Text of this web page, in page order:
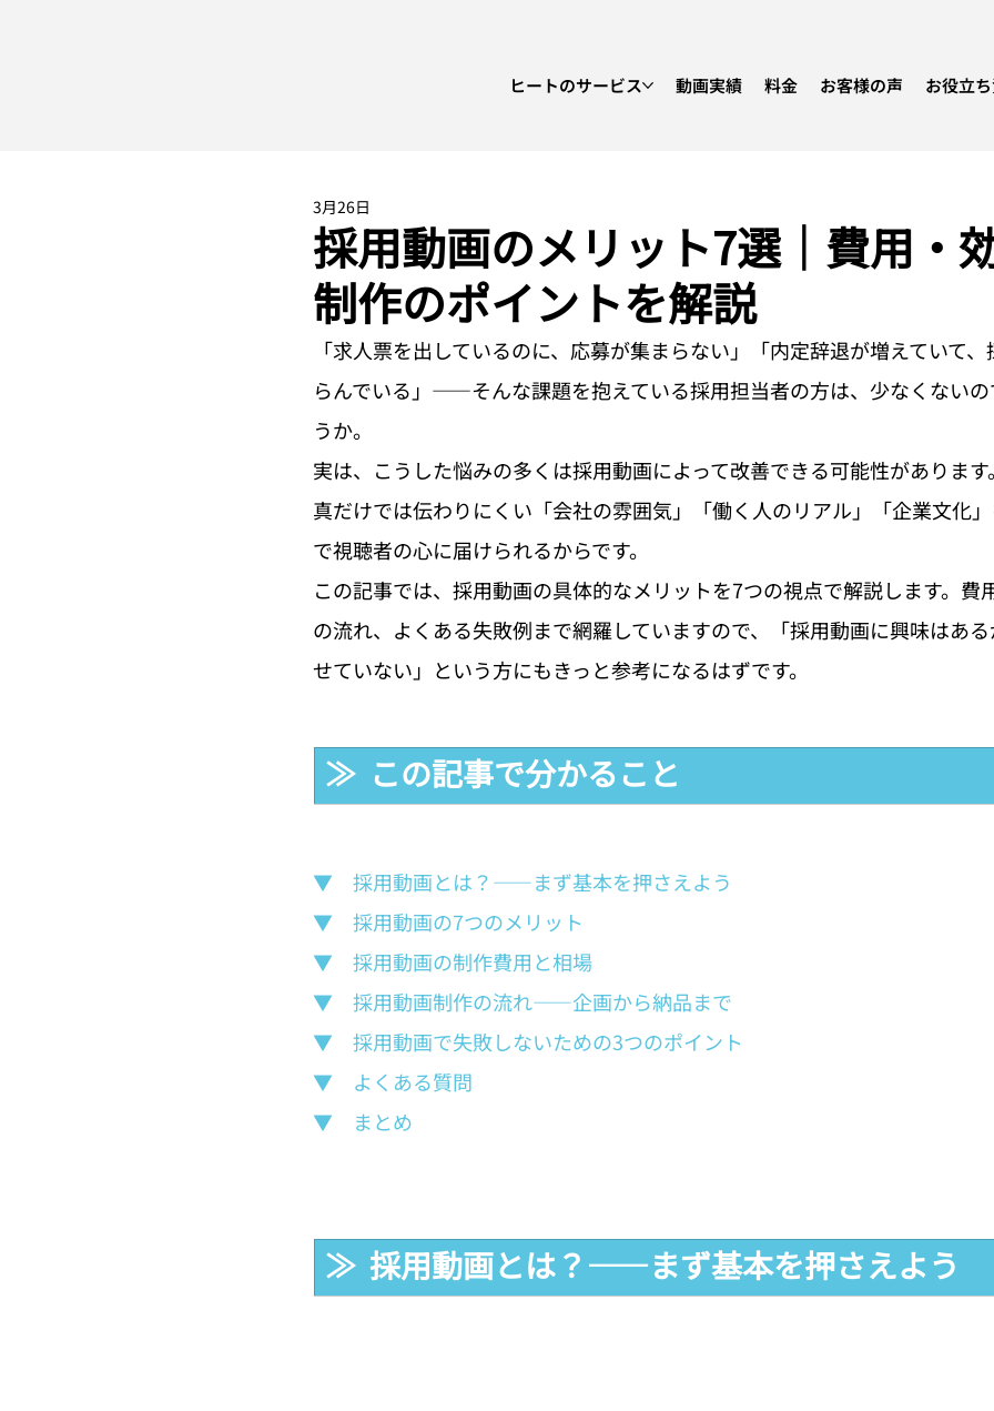
ヒートのサービス 動画実績 料金 お客様の声 お役立
採用動画のメリット7選｜費用・
制作のポイントを解説
3月26日
「求人票を出しているのに、応募が集まらない」「内定辞退が増えていて
らんでいる」——そんな課題を抱えている採用担当者の方は、少なくないの
うか。
実は、こうした悩みの多くは採用動画によって改善できる可能性がありま
真だけでは伝わりにくい「会社の雰囲気」「働く人のリアル」「企業文化
で視聴者の心に届けられるからです。
この記事では、採用動画の具体的なメリットを7つの視点で解説します。費
の流れ、よくある失敗例まで網羅していますので、「採用動画に興味はあ
せていない」という方にもきっと参考になるはずです。
≫  この記事で分かること
▼　採用動画とは？——まず基本を押さえよう
▼　採用動画の7つのメリット
▼　採用動画の制作費用と相場
▼　採用動画制作の流れ——企画から納品まで
▼　採用動画で失敗しないための3つのポイント
▼　よくある質問
▼　まとめ
≫  採用動画とは？——まず基本を押さえよう